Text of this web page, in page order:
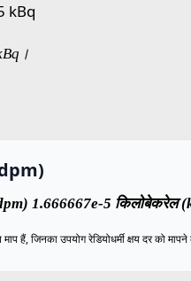
kBq
1.666667e-5 किलोबेकरेल
हैं, जिनका उपयोग रेडियोधर्मी क्षय दर को